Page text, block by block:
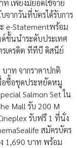
เพียงมียอดใช้จ่าย
ากวันที่บัตรได้รับการ
e-Statementพร้อม
ชั้นนำระดับประเทศ
เครดิต ทีทีบี ดิสนีย์
าท จากราคาปกติ
อซื้อชุดประหยัดหมู
Salmon Set ใน
Mall รับ 200 M
รับฟรี 1 ที่นั่ง
สมัครบัตร
1,690 บาท พร้อม